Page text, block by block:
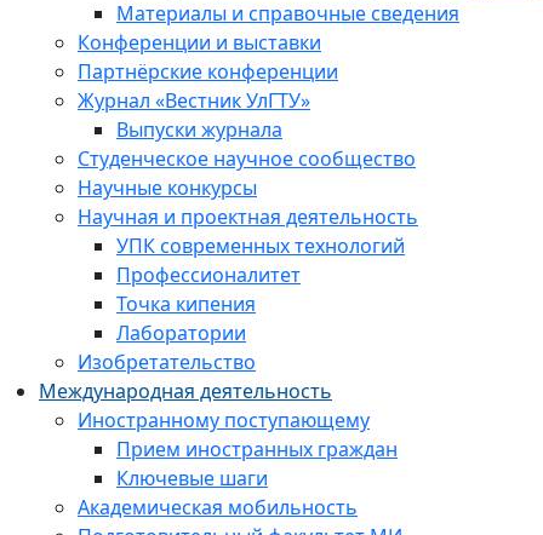
Материалы и справочные сведения
Конференции и выставки
Партнёрские конференции
Журнал «Вестник УлГТУ»
Выпуски журнала
Студенческое научное сообщество
Научные конкурсы
Научная и проектная деятельность
УПК современных технологий
Профессионалитет
Точка кипения
Лаборатории
Изобретательство
Международная деятельность
Иностранному поступающему
Прием иностранных граждан
Ключевые шаги
Академическая мобильность